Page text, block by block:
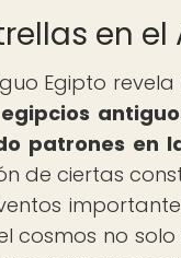
en
Egipto
egipcios
patrones en
de ciertas
cosmos no